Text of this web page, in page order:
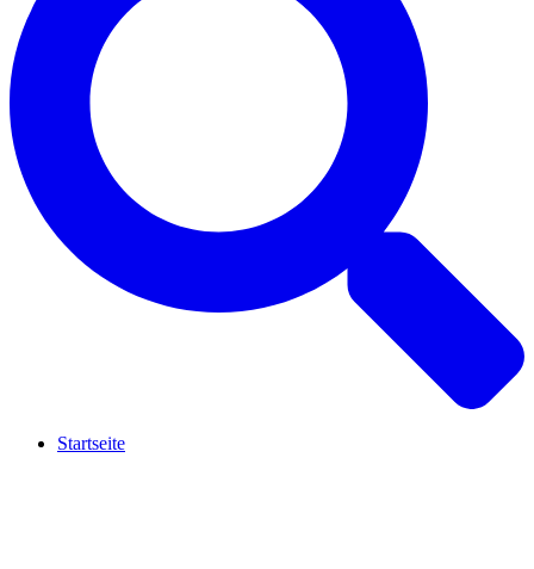
Startseite